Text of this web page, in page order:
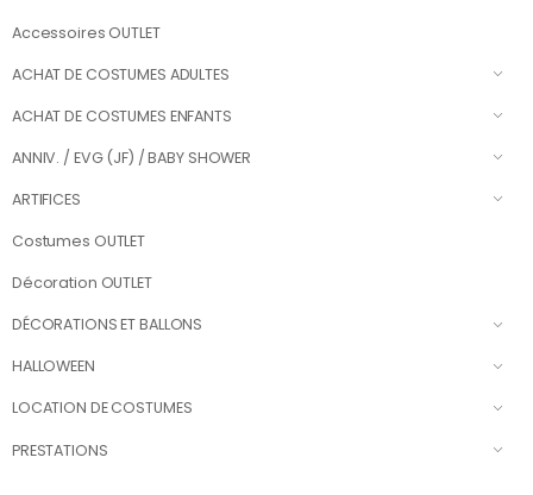
Accessoires OUTLET
ACHAT DE COSTUMES ADULTES
ACHAT DE COSTUMES ENFANTS
ANNIV. / EVG (JF) / BABY SHOWER
ARTIFICES
Costumes OUTLET
Décoration OUTLET
DÉCORATIONS ET BALLONS
HALLOWEEN
LOCATION DE COSTUMES
PRESTATIONS